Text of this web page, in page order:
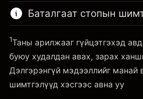
Платформ руу орох
~$20,000.00
Платформ руу орох
Баталгаат стопын
1Таны арилжааг гүйцэтгэхэд
буюу худалдан авах, зарах
Дэлгэрэнгүй мэдээллийг манай
шимтгэлүүд хэсгээс авна уу